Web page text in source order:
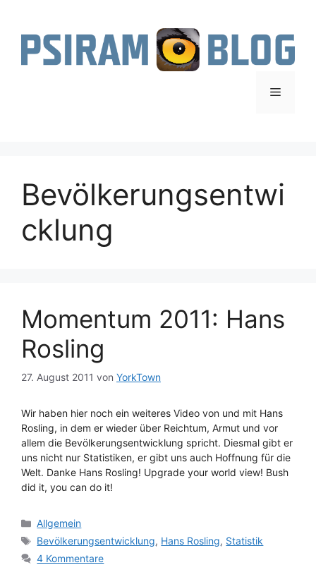
springen
Menü
Bevölkerungsentwi
cklung
Momentum 2011: Hans
Rosling
27. August 2011 von YorkTown
Wir haben hier noch ein weiteres Video von und mit Hans
Rosling, in dem er wieder über Reichtum, Armut und vor
allem die Bevölkerungsentwicklung spricht. Diesmal gibt er
uns nicht nur Statistiken, er gibt uns auch Hoffnung für die
Welt. Danke Hans Rosling! Upgrade your world view! Bush
did it, you can do it!
Kategorien
Allgemein
Schlagwörter
Bevölkerungsentwicklung, Hans Rosling, Statistik
4 Kommentare